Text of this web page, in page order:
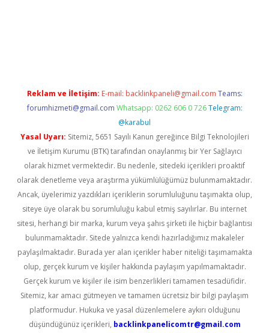
Reklam ve İletişim: E-mail: backlinkpaneli@gmail.com Teams:
forumhizmeti@gmail.com Whatsapp: 0262 606 0 726 Telegram:
@karabul
Yasal Uyarı: Sitemiz, 5651 Sayılı Kanun gereğince Bilgi Teknolojileri
ve İletişim Kurumu (BTK) tarafından onaylanmış bir Yer Sağlayıcı
olarak hizmet vermektedir. Bu nedenle, sitedeki içerikleri proaktif
olarak denetleme veya araştırma yükümlülüğümüz bulunmamaktadır.
Ancak, üyelerimiz yazdıkları içeriklerin sorumluluğunu taşımakta olup,
siteye üye olarak bu sorumluluğu kabul etmiş sayılırlar. Bu internet
sitesi, herhangi bir marka, kurum veya şahıs şirketi ile hiçbir bağlantısı
bulunmamaktadır. Sitede yalnızca kendi hazırladığımız makaleler
paylaşılmaktadır. Burada yer alan içerikler haber niteliği taşımamakta
olup, gerçek kurum ve kişiler hakkında paylaşım yapılmamaktadır.
Gerçek kurum ve kişiler ile isim benzerlikleri tamamen tesadüfidir.
Sitemiz, kar amacı gütmeyen ve tamamen ücretsiz bir bilgi paylaşım
platformudur. Hukuka ve yasal düzenlemelere aykırı olduğunu
düşündüğünüz içerikleri, backlinkpanelicomtr@gmail.com